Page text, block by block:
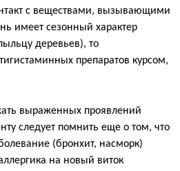
с веществами, вызывающими
имеет сезонный характер
деревьев), то
препаратов курсом,
выраженных проявлений
следует помнить еще о том, что
(бронхит, насморк)
на новый виток